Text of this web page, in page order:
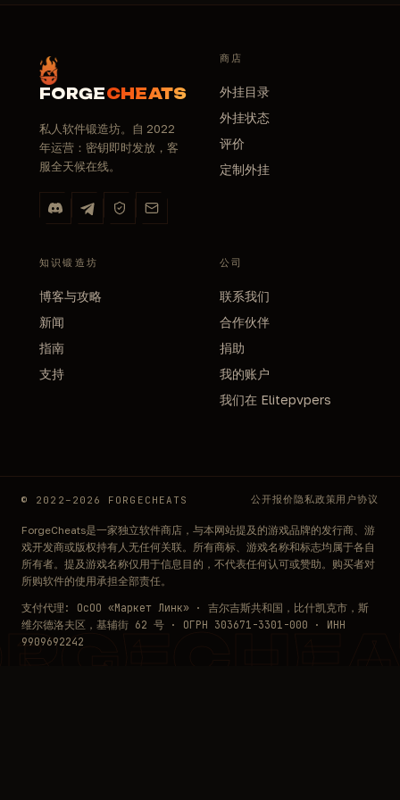
FORGECHEATS
私人软件锻造坊。自 2022
年运营：密钥即时发放，客
服全天候在线。
商店
外挂目录
外挂状态
评价
定制外挂
知识锻造坊
博客与攻略
新闻
指南
支持
公司
联系我们
合作伙伴
捐助
我的账户
我们在 Elitepvpers
© 2022–2026 FORGECHEATS 公开报价隐私政策用户协议
ForgeCheats是一家独立软件商店，与本网站提及的游戏品牌的发行商、游
戏开发商或版权持有人无任何关联。所有商标、游戏名称和标志均属于各自
所有者。提及游戏名称仅用于信息目的，不代表任何认可或赞助。购买者对
所购软件的使用承担全部责任。
支付代理: ОсОО «Маркет Линк» · 吉尔吉斯共和国，比什凯克市，斯
维尔德洛夫区，基辅街 62 号 · ОГРН 303671-3301-000 · ИНН
9909692242